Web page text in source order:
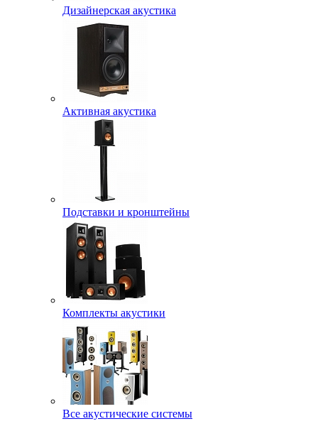
Дизайнерская акустика
Активная акустика
Подставки и кронштейны
Комплекты акустики
Все акустические системы